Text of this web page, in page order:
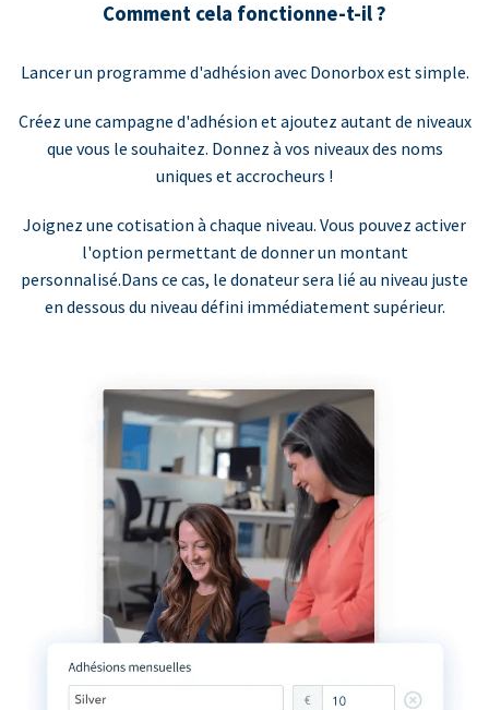
Comment cela fonctionne-t-il ?
Lancer un programme d'adhésion avec Donorbox est simple.
Créez une campagne d'adhésion et ajoutez autant de niveaux
que vous le souhaitez. Donnez à vos niveaux des noms
uniques et accrocheurs !
Joignez une cotisation à chaque niveau. Vous pouvez activer
l'option permettant de donner un montant
personnalisé.Dans ce cas, le donateur sera lié au niveau juste
en dessous du niveau défini immédiatement supérieur.